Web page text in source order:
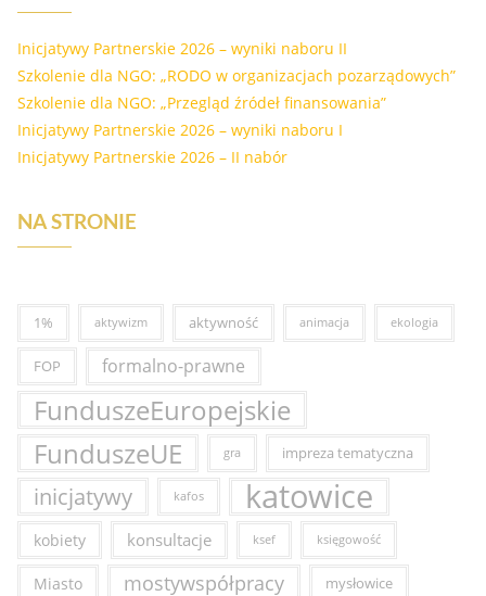
Inicjatywy Partnerskie 2026 – wyniki naboru II
Szkolenie dla NGO: „RODO w organizacjach pozarządowych”
Szkolenie dla NGO: „Przegląd źródeł finansowania”
Inicjatywy Partnerskie 2026 – wyniki naboru I
Inicjatywy Partnerskie 2026 – II nabór
NA STRONIE
1% aktywizm aktywność animacja ekologia
FOP formalno-prawne
FunduszeEuropejskie
FunduszeUE
gra impreza tematyczna
inicjatywy kafos katowice
kobiety konsultacje ksef księgowość
Miasto mostywspółpracy mysłowice